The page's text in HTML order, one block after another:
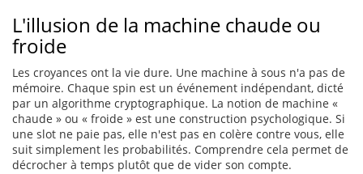
L'illusion de la machine chaude ou
froide
Les croyances ont la vie dure. Une machine à sous n'a pas de
mémoire. Chaque spin est un événement indépendant, dicté
par un algorithme cryptographique. La notion de machine «
chaude » ou « froide » est une construction psychologique. Si
une slot ne paie pas, elle n'est pas en colère contre vous, elle
suit simplement les probabilités. Comprendre cela permet de
décrocher à temps plutôt que de vider son compte.